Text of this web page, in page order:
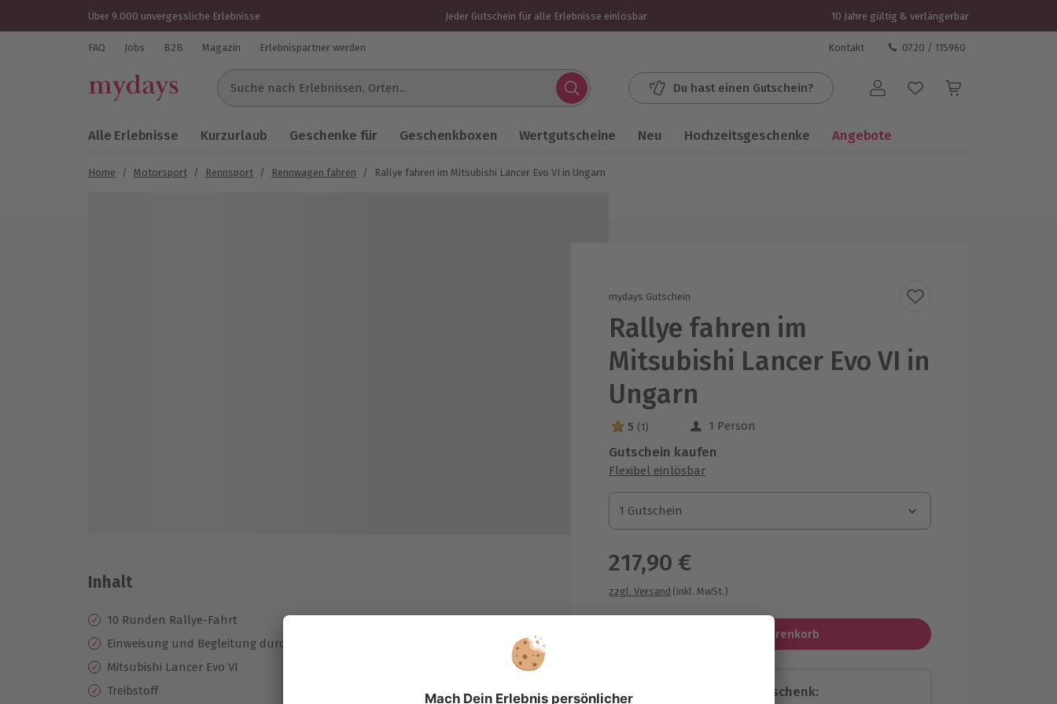
Über 9.000 unvergessliche Erlebnisse Jeder Gutschein für alle Erlebnisse einlösbar 10 Jahre gültig & verlängerbar
FAQ Jobs B2B Magazin Erlebnispartner werden Kontakt 0720 / 115960
Suche nach Erlebnissen...
Du hast einen Gutschein? Benutzerkonto
Alle Erlebnisse Kurzurlaub Geschenke für Geschenkboxen Wertgutscheine Neu Hochzeitsgeschenke Angebote
Home / Motorsport / Rennsport / Rennwagen fahren / Rallye fahren im Mitsubishi Lancer Evo VI in Ungarn
mydays Gutschein
Rallye fahren im
Mitsubishi Lancer Evo VI in
Ungarn
5 Sterne von 5 aus 1 Bewertungen
5 (1) 1 Person
Gutschein kaufen
Flexibel einlösbar
1 Gutschein
1 Gutschein
1 Gutschein
217,90 €
zzgl. Versand (inkl. MwSt.)
In den Warenkorb
Immer das passende Geschenk:
Inhalt
10 Runden Rallye-Fahrt
Einweisung und Begleitung durch erfahrenen Instruktor
Mitsubishi Lancer Evo VI
Treibstoff